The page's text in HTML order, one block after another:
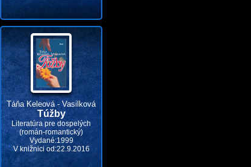
Táňa Keleová - Vasilková
Túžby
Literatúra pre dospelých
(román-romantický)
Vydané:1999
V knižnici od:22.9.2016